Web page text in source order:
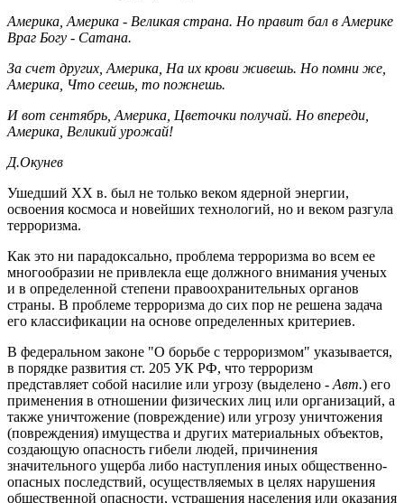
Америка, Америка - Великая страна. Но правит бал в Америке
Враг Богу - Сатана.
За счет других, Америка, На их крови живешь. Но помни же,
Америка, Что сеешь, то пожнешь.
И вот сентябрь, Америка, Цветочки получай. Но впереди,
Америка, Великий урожай!
Д.Окунев
Ушедший ХХ в. был не только веком ядерной энергии,
освоения космоса и новейших технологий, но и веком разгула
терроризма.
Как это ни парадоксально, проблема терроризма во всем ее
многообразии не привлекла еще должного внимания ученых
и в определенной степени правоохранительных органов
страны. В проблеме терроризма до сих пор не решена задача
его классификации на основе определенных критериев.
В федеральном законе "О борьбе с терроризмом" указывается,
в порядке развития ст. 205 УК РФ, что терроризм
представляет собой насилие или угрозу (выделено - Авт.) его
применения в отношении физических лиц или организаций, а
также уничтожение (повреждение) или угрозу уничтожения
(повреждения) имущества и других материальных объектов,
создающую опасность гибели людей, причинения
значительного ущерба либо наступления иных общественно-
опасных последствий, осуществляемых в целях нарушения
общественной опасности, устрашения населения или оказания